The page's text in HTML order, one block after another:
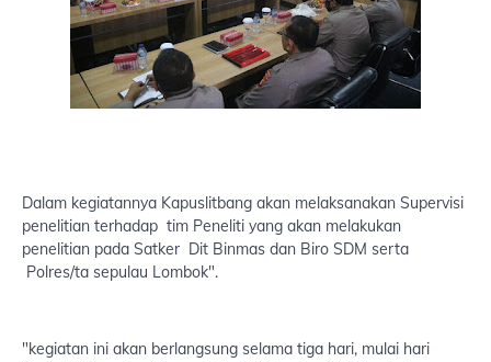
Dalam kegiatannya Kapuslitbang akan melaksanakan Supervisi
penelitian terhadap tim Peneliti yang akan melakukan
penelitian pada Satker Dit Binmas dan Biro SDM serta
Polres/ta sepulau Lombok".
"kegiatan ini akan berlangsung selama tiga hari, mulai hari